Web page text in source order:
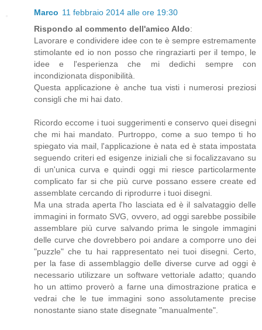
Marco 11 febbraio 2014 alle ore 19:30
Rispondo al commento dell'amico Aldo:
Lavorare e condividere idee con te è sempre estremamente
stimolante ed io non posso che ringraziarti per il tempo, le
idee e l'esperienza che mi dedichi sempre con
incondizionata disponibilità.
Questa applicazione è anche tua visti i numerosi preziosi
consigli che mi hai dato.
Ricordo eccome i tuoi suggerimenti e conservo quei disegni
che mi hai mandato. Purtroppo, come a suo tempo ti ho
spiegato via mail, l'applicazione è nata ed è stata impostata
seguendo criteri ed esigenze iniziali che si focalizzavano su
di un'unica curva e quindi oggi mi riesce particolarmente
complicato far si che più curve possano essere create ed
assemblate cercando di riprodurre i tuoi disegni.
Ma una strada aperta l'ho lasciata ed è il salvataggio delle
immagini in formato SVG, ovvero, ad oggi sarebbe possibile
assemblare più curve salvando prima le singole immagini
delle curve che dovrebbero poi andare a comporre uno dei
"puzzle" che tu hai rappresentato nei tuoi disegni. Certo,
per la fase di assemblaggio delle diverse curve ad oggi è
necessario utilizzare un software vettoriale adatto; quando
ho un attimo proverò a farne una dimostrazione pratica e
vedrai che le tue immagini sono assolutamente precise
nonostante siano state disegnate "manualmente".